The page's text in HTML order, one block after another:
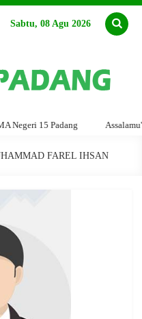
Sabtu, 08 Agu 2026
15 Padang
FAREL IHSAN